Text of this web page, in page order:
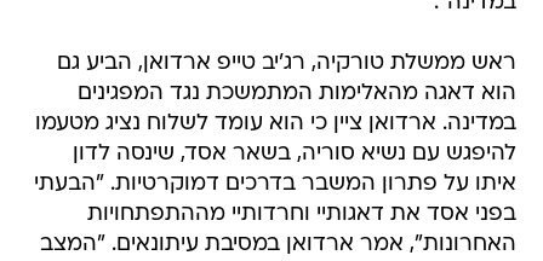
ראש ממשלת טורקיה, רג'יב טייפ ארדואן, הביע גם
הוא דאגה מהאלימות המתמשכת נגד המפגינים
במדינה. ארדואן ציין כי הוא עומד לשלוח נציג מטעמו
להיפגש עם נשיא סוריה, בשאר אסד, שינסה לדון
איתו על פתרון המשבר בדרכים דמוקרטיות. "הבעתי
בפני אסד את דאגותיי וחרדותיי מההתפתחויות
האחרונות", אמר ארדואן במסיבת עיתונאים. "המצב